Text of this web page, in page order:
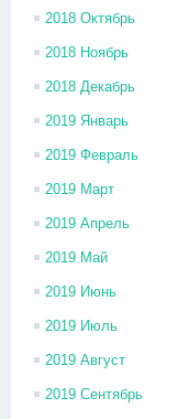
2018 Октябрь
2018 Ноябрь
2018 Декабрь
2019 Январь
2019 Февраль
2019 Март
2019 Апрель
2019 Май
2019 Июнь
2019 Июль
2019 Август
2019 Сентябрь